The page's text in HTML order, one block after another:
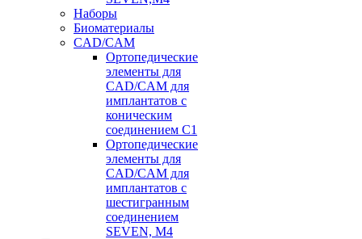
Наборы
Биоматериалы
CAD/CAM
Ортопедические
элементы для
CAD/CAM для
имплантатов с
коническим
соединением С1
Ортопедические
элементы для
CAD/CAM для
имплантатов с
шестигранным
соединением
SEVEN, М4